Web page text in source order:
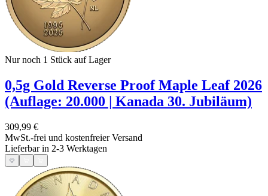
Nur noch 1 Stück auf Lager
0,5g Gold Reverse Proof Maple Leaf 2026
(Auflage: 20.000 | Kanada 30. Jubiläum)
309,99 €
MwSt.-frei und kostenfreier Versand
Lieferbar in 2-3 Werktagen